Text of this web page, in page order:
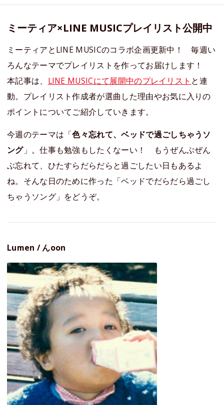
ミーティア×LINE MUSICプレイリスト公開中
ミーティアとLINE MUSICのコラボ企画更新中！ 毎週い
ろんなテーマでプレイリストを作ってお届けします！
本記事は、 LINE MUSICにて展開中のプレイリスト と連
動。プレイリスト作成者が選曲した理由やお気に入りの
ポイントについてご紹介していきます。
今週のテーマは「色々忘れて、ベッドで過ごしちゃうソ
ング」。仕事も勉強もしたくなーい！ もうぜんぶぜん
ぶ忘れて、ひたすらだらだらと過ごしたい日もあるよ
ね。そんな日のために作った「ベッドでだらだら過ごし
ちゃうソング」をどうぞ。
Lumen / んoon